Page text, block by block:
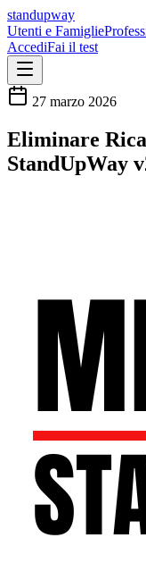
standupway
Utenti e Famiglie
AccediFai il test
27 marzo 2026
Eliminare
StandUpWay